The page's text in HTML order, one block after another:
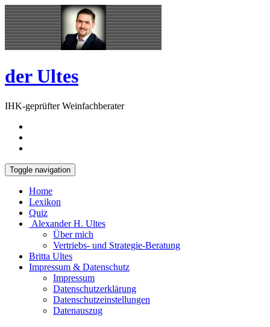
Skip
to
content
Open
Sidebar
der Ultes
IHK-geprüfter Weinfachberater
Toggle navigation
Home
Lexikon
Quiz
Alexander H. Ultes
Über mich
Vertriebs- und Strategie-Beratung
Britta Ultes
Impressum & Datenschutz
Impressum
Datenschutzerklärung
Datenschutzeinstellungen
Datenauszug